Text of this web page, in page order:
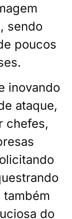
sendo
poucos
inovando
ataque,
chefes,
do